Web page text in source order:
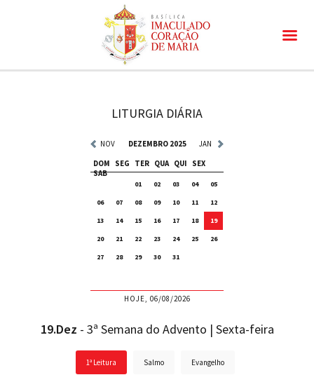
LITURGIA DIÁRIA
NOV DEZEMBRO 2025
JAN
DOM
SEG TER QUA QUI
SEX
SAB
01 02 03 04
05
06
07 08 09 10 11
12
13
14 15 16 17 18
19
20
21 22 23 24 25
26
27
28 29 30 31
HOJE, 06/08/2026
19.Dez - 3ª Semana do Advento | Sexta-feira
1ª Leitura Salmo Evangelho